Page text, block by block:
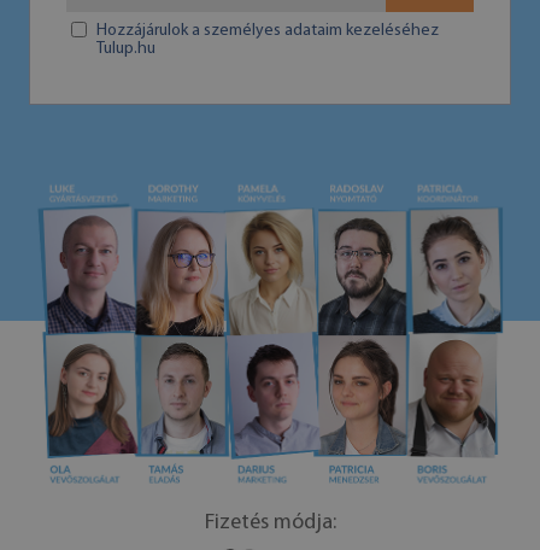
Hozzájárulok a személyes adataim kezeléséhez
Tulup.hu
Fizetés módja: